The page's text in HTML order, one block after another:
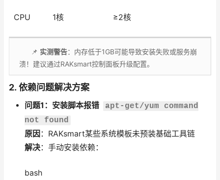
CPU 1核 ≥2核
📌 实测警告：内存低于1GB可能导致安装失败或服务崩
溃！建议通过RAKsmart控制面板升级配置。
2. 依赖问题解决方案
问题1：安装脚本报错
apt-get/yum command
not found
原因 ：RAKsmart某些系统模板未预装基础工具链
解决：手动安装依赖：
bash